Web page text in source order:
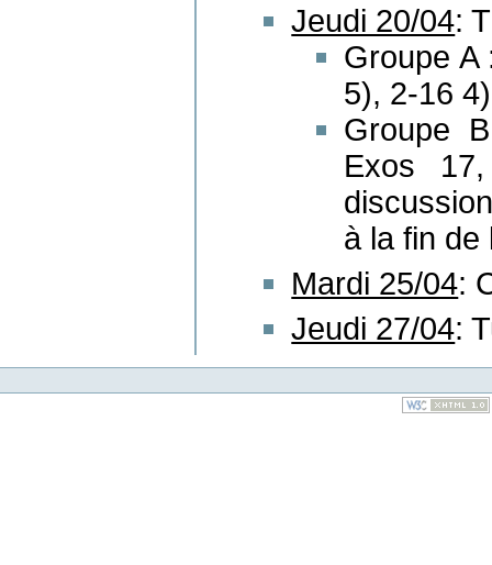
Jeudi 20/04:
Groupe
5), 2-16
Groupe
Exos
à la fin de
Mardi 25/04:
Jeudi 27/04: